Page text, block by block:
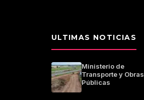
ULTIMAS NOTICIAS
Ministerio de
Transporte y Obras
Públicas